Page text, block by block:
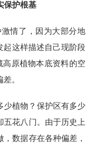
保护根基
情了，因为大部分地
起这样描述自己现阶段
高原植物本底资料的空
。
少植物？保护区有多少
五花八门。由于历史上
数据存在各种偏差，